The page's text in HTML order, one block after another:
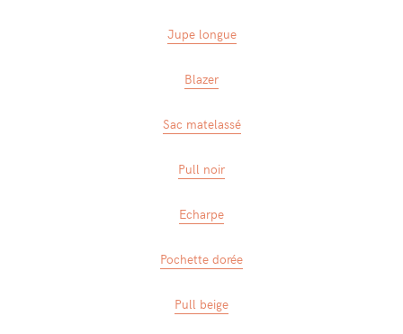
Jupe longue
Blazer
Sac matelassé
Pull noir
Echarpe
Pochette dorée
Pull beige